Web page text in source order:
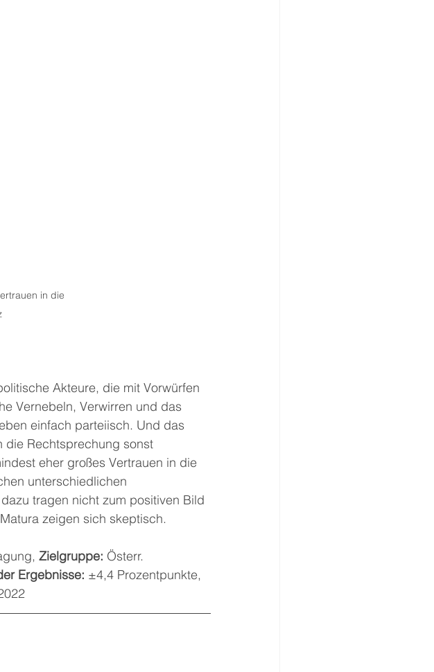
in die
Akteure, die mit Vorwürfen
Vernebeln, Verwirren und das
einfach parteiisch. Und das
die Rechtsprechung sonst
eher großes Vertrauen in die
unterschiedlichen
tragen nicht zum positiven Bild
zeigen sich skeptisch.
Zielgruppe: Österr.
Ergebnisse: ±4,4 Prozentpunkte,